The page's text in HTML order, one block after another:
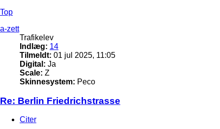
Top
a-zett
Trafikelev
Indlæg: 14
Tilmeldt: 01 jul 2025, 11:05
Digital: Ja
Scale: Z
Skinnesystem: Peco
Re: Berlin Friedrichstrasse
Citer